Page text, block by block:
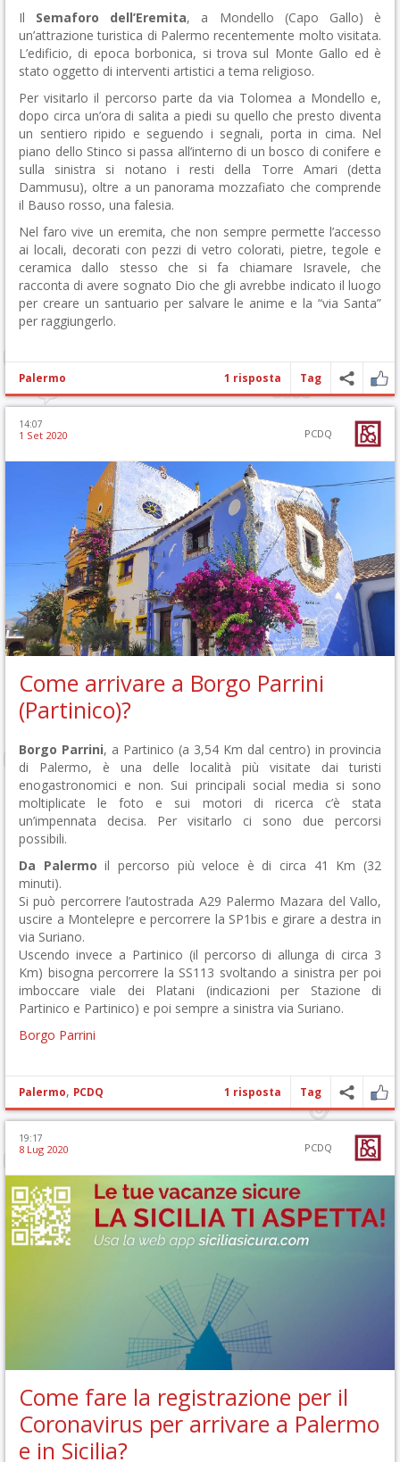
Il Semaforo dell’Eremita, a Mondello (Capo Gallo) è
un’attrazione turistica di Palermo recentemente molto visitata.
L’edificio, di epoca borbonica, si trova sul Monte Gallo ed è
stato oggetto di interventi artistici a tema religioso.
Per visitarlo il percorso parte da via Tolomea a Mondello e,
dopo circa un’ora di salita a piedi su quello che presto diventa
un sentiero ripido e seguendo i segnali, porta in cima. Nel
piano dello Stinco si passa all’interno di un bosco di conifere e
sulla sinistra si notano i resti della Torre Amari (detta
Dammusu), oltre a un panorama mozzafiato che comprende
il Bauso rosso, una falesia.
Nel faro vive un eremita, che non sempre permette l’accesso
ai locali, decorati con pezzi di vetro colorati, pietre, tegole e
ceramica dallo stesso che si fa chiamare Isravele, che
racconta di avere sognato Dio che gli avrebbe indicato il luogo
per creare un santuario per salvare le anime e la “via Santa”
per raggiungerlo.
Palermo 1 risposta Tag
14:07
1 Set 2020 PCDQ
Come arrivare a Borgo Parrini
(Partinico)?
Borgo Parrini, a Partinico (a 3,54 Km dal centro) in provincia
di Palermo, è una delle località più visitate dai turisti
enogastronomici e non. Sui principali social media si sono
moltiplicate le foto e sui motori di ricerca c’è stata
un’impennata decisa. Per visitarlo ci sono due percorsi
possibili.
Da Palermo il percorso più veloce è di circa 41 Km (32
minuti).
Si può percorrere l’autostrada A29 Palermo Mazara del Vallo,
uscire a Montelepre e percorrere la SP1bis e girare a destra in
via Suriano.
Uscendo invece a Partinico (il percorso di allunga di circa 3
Km) bisogna percorrere la SS113 svoltando a sinistra per poi
imboccare viale dei Platani (indicazioni per Stazione di
Partinico e Partinico) e poi sempre a sinistra via Suriano.
Borgo Parrini
Palermo, PCDQ 1 risposta Tag
19:17
8 Lug 2020 PCDQ
Come fare la registrazione per il
Coronavirus per arrivare a Palermo
e in Sicilia?